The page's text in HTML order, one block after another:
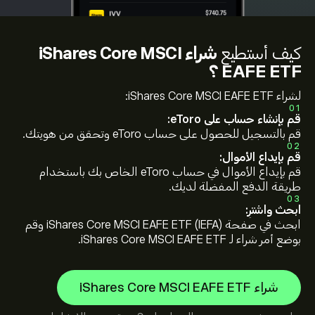
كيف أستطيع
شراء iShares Core MSCI
EAFE ETF ؟
لشراء iShares Core MSCI EAFE ETF:
01
قم بإنشاء حساب على eToro:
قم بالتسجيل للحصول على حساب eToro وتحقق من هويتك.
02
قم بإيداع الأموال:
قم بإيداع الأموال في حساب eToro الخاص بك باستخدام
طريقة الدفع المفضلة لديك.
03
ابحث واشترِ:
ابحث في صفحة iShares Core MSCI EAFE ETF (IEFA) وقم
بوضع أمر شراء لـ iShares Core MSCI EAFE ETF.
شراء iShares Core MSCI EAFE ETF